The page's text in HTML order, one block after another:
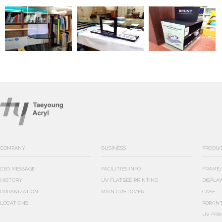
COMPANY
CEO MESSAGE
HISTORY
ORGANIZATION
LOCATIONS
BUSINESS
FACILITIES INFO
UV FLATBED PRINTING
MAIN CUSTOMER CASE
POP/
UV